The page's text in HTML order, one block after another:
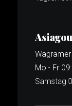
Mo - Fr
Samstag